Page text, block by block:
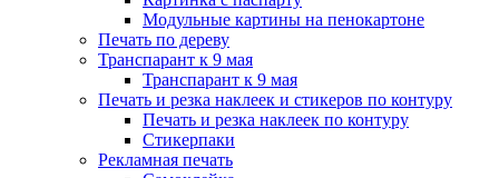
Модульные картины на пенокартоне
Печать по дереву
Транспарант к 9 мая
Транспарант к 9 мая
Печать и резка наклеек и стикеров по контуру
Печать и резка наклеек по контуру
Стикерпаки
Рекламная печать